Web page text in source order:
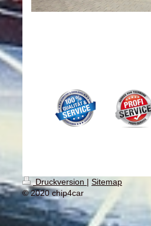
Druckversion | Sitemap
© 2020 chip4car